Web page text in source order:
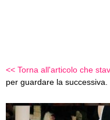
<< Torna all'articolo che
per guardare la successiva.